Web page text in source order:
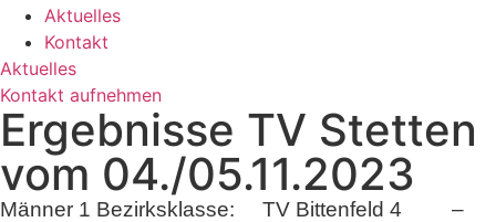
Aktuelles
Kontakt
Aktuelles
Kontakt aufnehmen
Ergebnisse TV Stetten
vom 04./05.11.2023
Männer 1 Bezirksklasse: TV Bittenfeld 4 –